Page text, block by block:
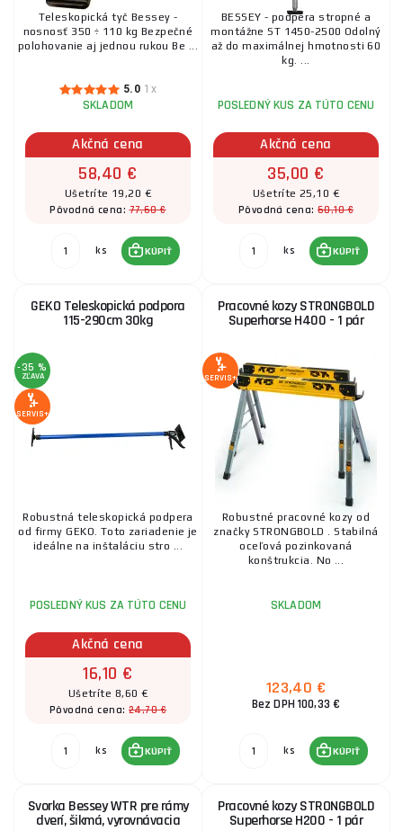
Teleskopická tyč Bessey -
nosnosť 350 ÷ 110 kg Bezpečné
polohovanie aj jednou rukou Be ...
5.0 1x
SKLADOM
Akčná cena
58,40 €
Ušetríte 19,20 €
Pôvodná cena:77,60 €
ks KÚPIŤ
BESSEY - podpera stropné a
montážne ST 1450-2500 Odolný
až do maximálnej hmotnosti 60
kg. ...
POSLEDNÝ KUS ZA TÚTO CENU
Akčná cena
35,00 €
Ušetríte 25,10 €
Pôvodná cena:60,10 €
ks KÚPIŤ
GEKO Teleskopická podpora
115-290cm 30kg
-35 %
ZĽAVA
SERVIS+
Robustná teleskopická podpera
od firmy GEKO. Toto zariadenie je
ideálne na inštaláciu stro ...
POSLEDNÝ KUS ZA TÚTO CENU
Akčná cena
16,10 €
Ušetríte 8,60 €
Pôvodná cena:24,70 €
ks KÚPIŤ
Pracovné kozy STRONGBOLD
Superhorse H400 - 1 pár
SERVIS+
Robustné pracovné kozy od
značky STRONGBOLD . Stabilná
oceľová pozinkovaná
konštrukcia. No ...
SKLADOM
123,40 €
Bez DPH 100,33 €
ks KÚPIŤ
Svorka Bessey WTR pre rámy
dverí, šikmá, vyrovnávacia
Pracovné kozy STRONGBOLD
Superhorse H200 - 1 pár